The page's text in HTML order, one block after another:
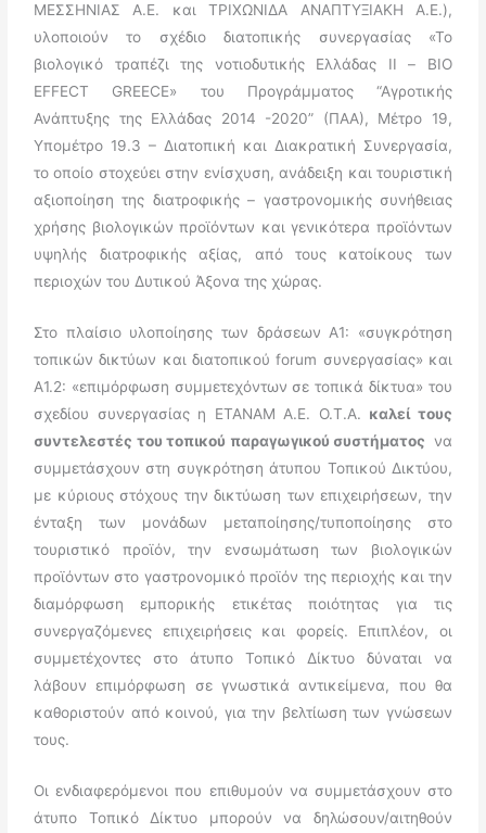
ΜΕΣΣΗΝΙΑΣ Α.Ε. και ΤΡΙΧΩΝΙΔΑ ΑΝΑΠΤΥΞΙΑΚΗ Α.Ε.),
υλοποιούν το σχέδιο διατοπικής συνεργασίας «Το
βιολογικό τραπέζι της νοτιοδυτικής Ελλάδας ΙΙ – BIO
EFFECT GREECE» του Προγράμματος “Αγροτικής
Ανάπτυξης της Ελλάδας 2014 -2020” (ΠΑΑ), Μέτρο 19,
Υπομέτρο 19.3 – Διατοπική και Διακρατική Συνεργασία,
το οποίο στοχεύει στην ενίσχυση, ανάδειξη και τουριστική
αξιοποίηση της διατροφικής – γαστρονομικής συνήθειας
χρήσης βιολογικών προϊόντων και γενικότερα προϊόντων
υψηλής διατροφικής αξίας, από τους κατοίκους των
περιοχών του Δυτικού Άξονα της χώρας.
Στο πλαίσιο υλοποίησης των δράσεων Α1: «συγκρότηση
τοπικών δικτύων και διατοπικού forum συνεργασίας» και
Α1.2: «επιμόρφωση συμμετεχόντων σε τοπικά δίκτυα» του
σχεδίου συνεργασίας η ΕΤΑΝΑΜ Α.Ε. Ο.Τ.Α. καλεί τους
συντελεστές του τοπικού παραγωγικού συστήματος να
συμμετάσχουν στη συγκρότηση άτυπου Τοπικού Δικτύου,
με κύριους στόχους την δικτύωση των επιχειρήσεων, την
ένταξη των μονάδων μεταποίησης/τυποποίησης στο
τουριστικό προϊόν, την ενσωμάτωση των βιολογικών
προϊόντων στο γαστρονομικό προϊόν της περιοχής και την
διαμόρφωση εμπορικής ετικέτας ποιότητας για τις
συνεργαζόμενες επιχειρήσεις και φορείς. Επιπλέον, οι
συμμετέχοντες στο άτυπο Τοπικό Δίκτυο δύναται να
λάβουν επιμόρφωση σε γνωστικά αντικείμενα, που θα
καθοριστούν από κοινού, για την βελτίωση των γνώσεων
τους.
Οι ενδιαφερόμενοι που επιθυμούν να συμμετάσχουν στο
άτυπο Τοπικό Δίκτυο μπορούν να δηλώσουν/αιτηθούν